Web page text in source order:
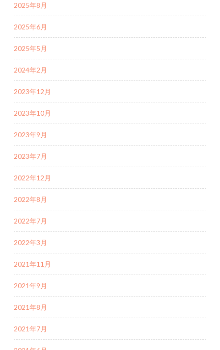
2025年8月
2025年6月
2025年5月
2024年2月
2023年12月
2023年10月
2023年9月
2023年7月
2022年12月
2022年8月
2022年7月
2022年3月
2021年11月
2021年9月
2021年8月
2021年7月